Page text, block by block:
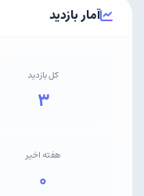
آمار بازدید
کل بازدید
۳
هفته اخیر
۰